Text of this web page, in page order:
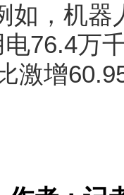
如，机
76.4万
激增